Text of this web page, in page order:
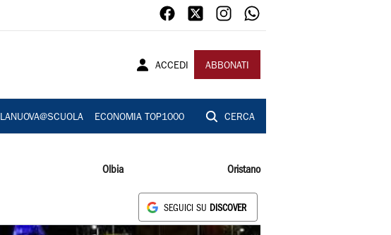
ACCEDI ABBONATI
LANUOVA@SCUOLA ECONOMIA TOP1000 CERCA
Olbia Oristano
SEGUICI SU DISCOVER